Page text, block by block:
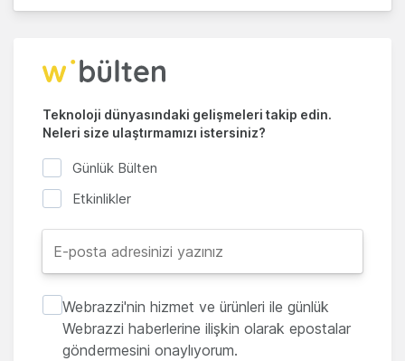
Teknoloji dünyasındaki gelişmeleri takip edin.
Neleri size ulaştırmamızı istersiniz?
Günlük Bülten
Etkinlikler
Webrazzi'nin hizmet ve ürünleri ile günlük
Webrazzi haberlerine ilişkin olarak epostalar
göndermesini onaylıyorum.